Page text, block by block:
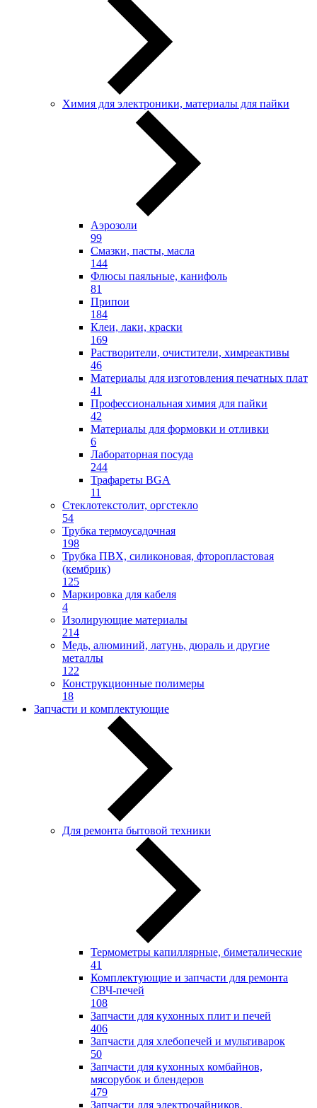
Химия для электроники, материалы для пайки
Аэрозоли
99
Смазки, пасты, масла
144
Флюсы паяльные, канифоль
81
Припои
184
Клеи, лаки, краски
169
Растворители, очистители, химреактивы
46
Материалы для изготовления печатных плат
41
Профессиональная химия для пайки
42
Материалы для формовки и отливки
6
Лабораторная посуда
244
Трафареты BGA
11
Стеклотекстолит, оргстекло
54
Трубка термоусадочная
198
Трубка ПВХ, силиконовая, фторопластовая
(кембрик)
125
Маркировка для кабеля
4
Изолирующие материалы
214
Медь, алюминий, латунь, дюраль и другие
металлы
122
Конструкционные полимеры
18
Запчасти и комплектующие
Для ремонта бытовой техники
Термометры капиллярные, биметалические
41
Комплектующие и запчасти для ремонта
СВЧ-печей
108
Запчасти для кухонных плит и печей
406
Запчасти для хлебопечей и мультиварок
50
Запчасти для кухонных комбайнов,
мясорубок и блендеров
479
Запчасти для электрочайников,